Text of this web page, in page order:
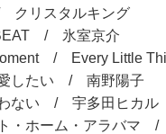
リスタルキング
/ 氷室京介
/ Every Little
したい / 南野陽子
ない / 宇多田ヒカル
・ホーム・アラバマ /